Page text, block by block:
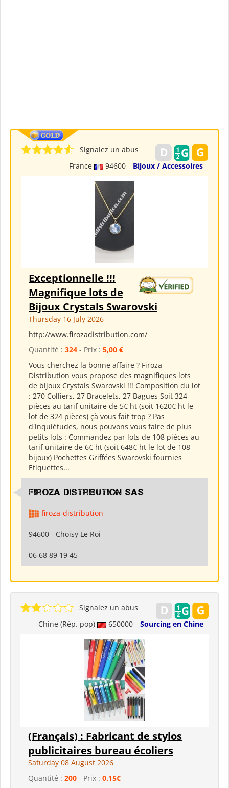
France 94600 Bijoux / Accessoires
Signalez un abus
Exceptionnelle !!!
Magnifique lots de
Bijoux Crystals Swarovski
Thursday 16 July 2026
http://www.firozadistribution.com/
Quantité : 324 - Prix : 5,00 €
Vous cherchez la bonne affaire ? Firoza
Distribution vous propose des magnifiques lots
de bijoux Crystals Swarovski !!! Composition du lot
: 270 Colliers, 27 Bracelets, 27 Bagues Soit 324
pièces au tarif unitaire de 5€ ht (soit 1620€ ht le
lot de 324 pièces) çà vous fait trop ? Pas
d'inquiétudes, nous pouvons vous faire de plus
petits lots : Commandez par lots de 108 pièces au
tarif unitaire de 6€ ht (soit 648€ ht le lot de 108
bijoux) Pochettes Griffées Swarovski fournies
Etiquettes...
Firoza Distribution SAS
firoza-distribution
94600 - Choisy Le Roi
06 68 89 19 45
Chine (Rép. pop) 650000 Sourcing en Chine
Signalez un abus
(Français) : Fabricant de stylos
publicitaires bureau écoliers
Saturday 08 August 2026
Quantité : 200 - Prix : 0.15€